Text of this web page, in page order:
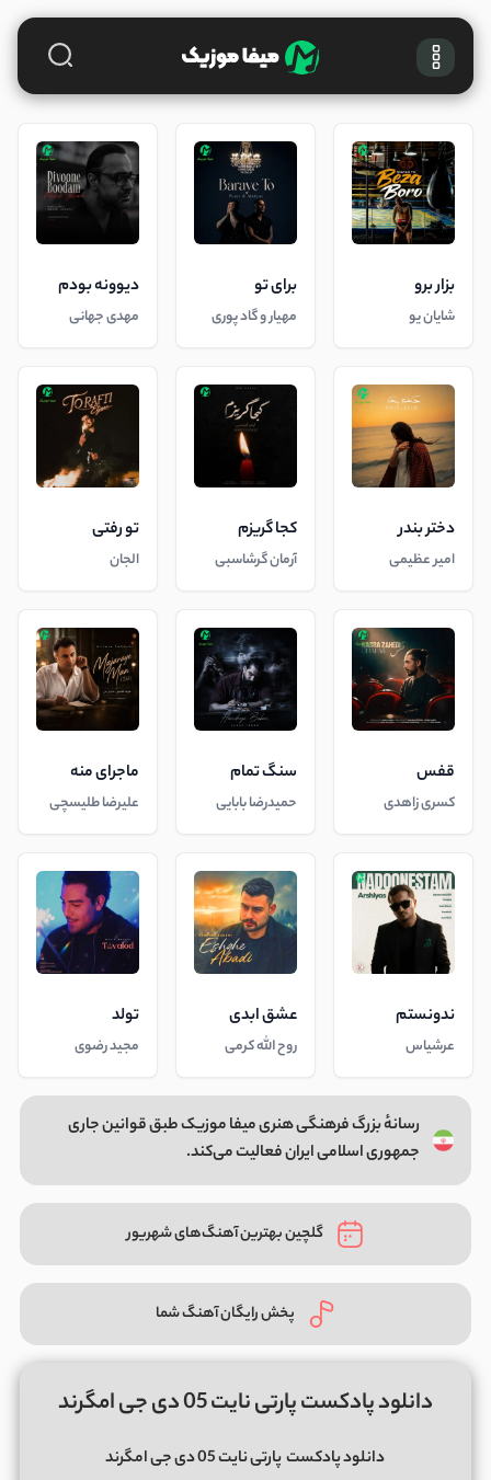
بزار برو
شایان یو
برای تو
مهیار و گاد پوری
دیوونه بودم
مهدی جهانی
دختر بندر
امیر عظیمی
کجا گریزم
آرمان گرشاسبی
تو رفتی
الجان
قفس
کسری زاهدی
سنگ تمام
حمیدرضا بابایی
ماجرای منه
علیرضا طلیسچی
ندونستم
عرشیاس
عشق ابدی
روح الله کرمی
تولد
مجید رضوی
رسانهٔ بزرگ فرهنگی هنری میفا موزیک طبق قوانین جاری
جمهوری اسلامی ایران فعالیت می‌کند.
گلچین بهترین آهنگ‌های شهریور
پخش رایگان آهنگ شما
دانلود پادکست پارتی نایت 05 دی جی امگرند
دانلود پادکستپارتی نایت 05 دی جی امگرند